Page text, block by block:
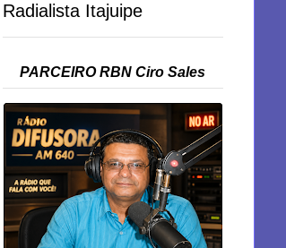
Radialista Itajuipe
PARCEIRO RBN Ciro Sales